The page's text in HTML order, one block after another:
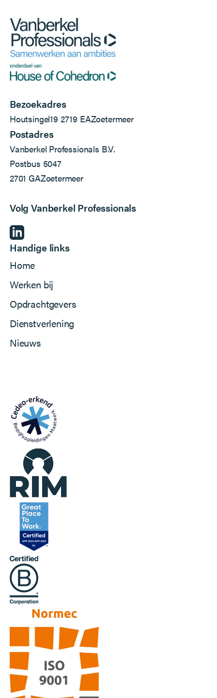
Bezoekadres
Houtsingel19 2719 EAZoetermeer
Postadres
Vanberkel Professionals B.V.
Postbus 5047
2701 GAZoetermeer
Volg Vanberkel Professionals
Handige links
Home
Werken bij
Opdrachtgevers
Dienstverlening
Nieuws